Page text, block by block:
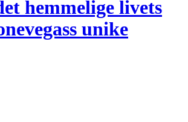
hemmelige livets
unike